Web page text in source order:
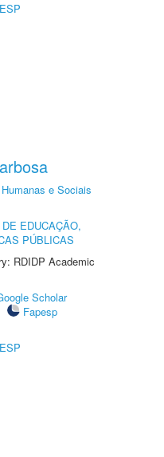
e Sociais
EDUCAÇÃO,
PÚBLICAS
RDIDP Academic
Scholar
Fapesp